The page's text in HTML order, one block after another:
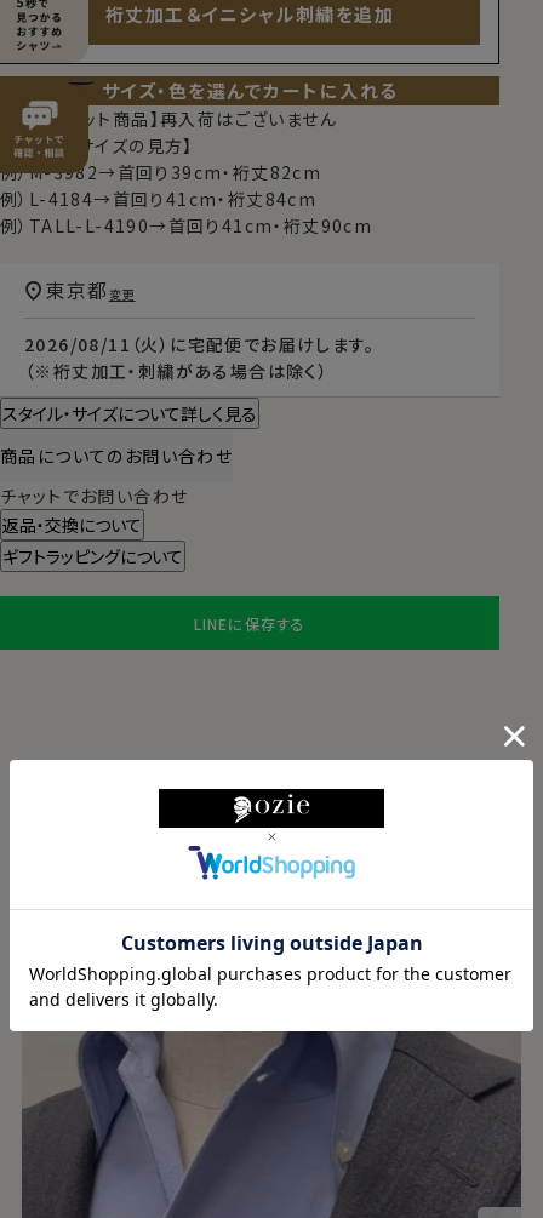
裄丈加工＆イニシャル刺繍を追加
サイズ・色を選んでカートに入れる
【限定スポット商品】再入荷はございません
【シャツのサイズの見方】
例）M-3982→首回り39cm・裄丈82cm
例）L-4184→首回り41cm・裄丈84cm
例）TALL-L-4190→首回り41cm・裄丈90cm
2026/08/11（火） に宅配便 でお届けします。
（※裄丈加工・刺繍がある場合は除く）
東京都 変更
スタイル・サイズについて詳しく見る
商品についてのお問い合わせ
チャットでお問い合わせ
返品・交換について
ギフトラッピングについて
LINEに保存する